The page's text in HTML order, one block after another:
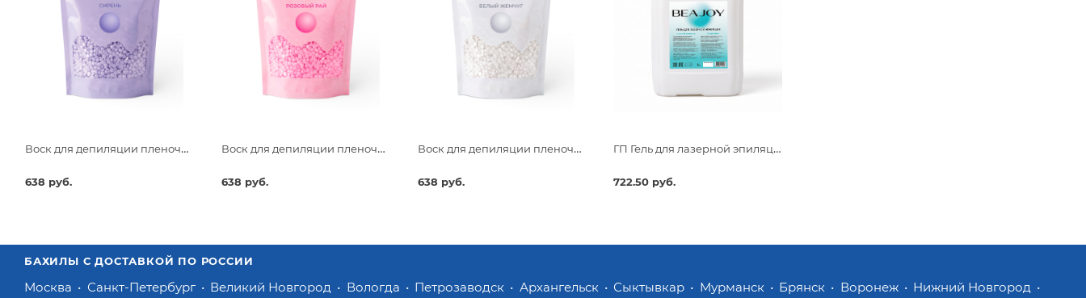
Воск для депиляции пленочный Beajoy Сирень 750гр
638 руб.
Воск для депиляции пленочный Beajoy Розовый Рай 750гр
638 руб.
Воск для депиляции пленочный Beajoy Белый Жемчуг 750гр
638 руб.
ГП Гель для лазерной эпиляции Beajoy средней вязкости 5 кг
722.50 руб.
БАХИЛЫ С ДОСТАВКОЙ ПО РОССИИ
Москва Санкт-Петербург Великий Новгород Вологда Петрозаводск Архангельск Сыктывкар Мурманск Брянск Воронеж
Нижний Новгород